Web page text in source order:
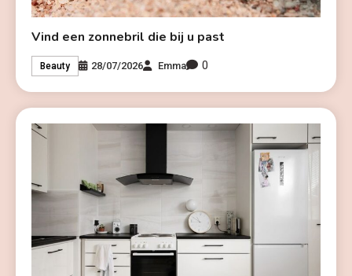
Vind een zonnebril die bij u past
Beauty 28/07/2026 Emma 0